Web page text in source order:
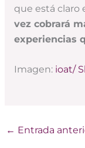
que está claro
vez cobrará
experiencias
Imagen: ioat/
← Entrada